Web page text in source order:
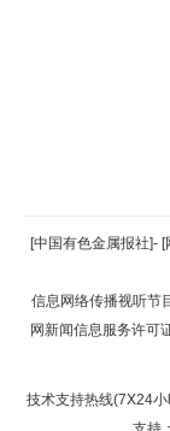
[中国有色金属报社]- [
信息网络传播视听节
网新闻信息服务许可
技术支持热线(7X24